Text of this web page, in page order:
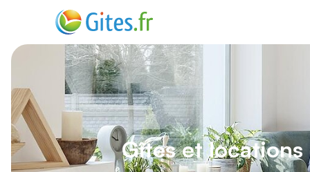
Gîtes et locations